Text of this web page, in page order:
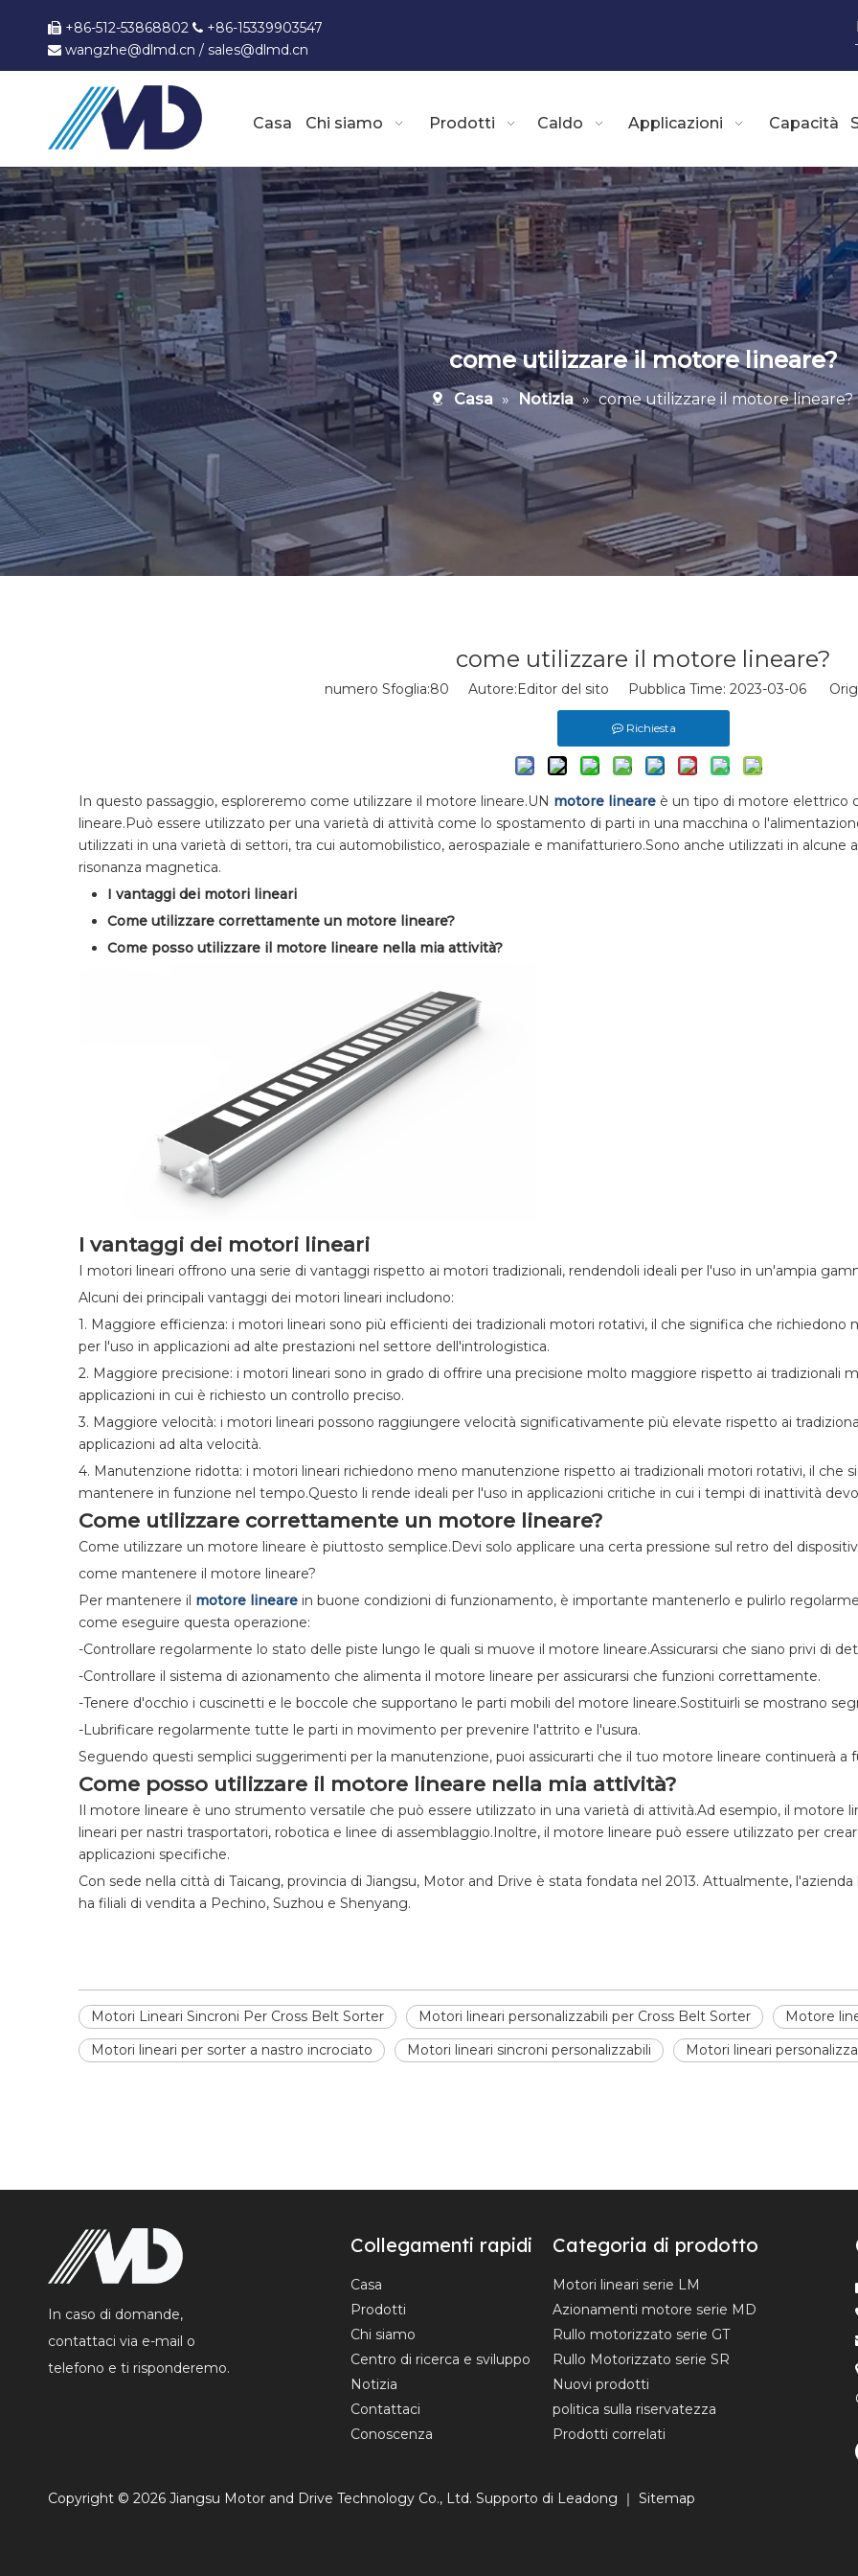
 +86-512-53868802  +86-15339903547
 wangzhe@dlmd.cn / sales@dlmd.cn
Casa Chi siamo Prodotti Caldo Applicazioni Capacità
come utilizzare il motore lineare?
Casa » Notizia » come utilizzare il motore lineare?
come utilizzare il motore lineare?
numero Sfoglia:80 Autore:Editor del sito Pubblica Time: 2023-03-06
Richiesta
In questo passaggio, esploreremo come utilizzare il motore lineare.UN motore lineare è un tipo di motore elettrico
lineare.Può essere utilizzato per una varietà di attività come lo spostamento di parti in una macchina o
utilizzati in una varietà di settori, tra cui automobilistico, aerospaziale e manifatturiero.Sono anche utilizzati in alcune
risonanza magnetica.
I vantaggi dei motori lineari
Come utilizzare correttamente un motore lineare?
Come posso utilizzare il motore lineare nella mia attività?
I vantaggi dei motori lineari
I motori lineari offrono una serie di vantaggi rispetto ai motori tradizionali, rendendoli ideali per l'uso in un'ampia
Alcuni dei principali vantaggi dei motori lineari includono:
1. Maggiore efficienza: i motori lineari sono più efficienti dei tradizionali motori rotativi, il che significa che richiedono
per l'uso in applicazioni ad alte prestazioni nel settore dell'intrologistica.
2. Maggiore precisione: i motori lineari sono in grado di offrire una precisione molto maggiore rispetto ai tradizionali
applicazioni in cui è richiesto un controllo preciso.
3. Maggiore velocità: i motori lineari possono raggiungere velocità significativamente più elevate rispetto ai
applicazioni ad alta velocità.
4. Manutenzione ridotta: i motori lineari richiedono meno manutenzione rispetto ai tradizionali motori rotativi, il che
mantenere in funzione nel tempo.Questo li rende ideali per l'uso in applicazioni critiche in cui i tempi di inattività
Come utilizzare correttamente un motore lineare?
Come utilizzare un motore lineare è piuttosto semplice.Devi solo applicare una certa pressione sul retro del
come mantenere il motore lineare?
Per mantenere il motore lineare in buone condizioni di funzionamento, è importante mantenerlo e pulirlo
come eseguire questa operazione:
-Controllare regolarmente lo stato delle piste lungo le quali si muove il motore lineare.Assicurarsi che siano privi di
-Controllare il sistema di azionamento che alimenta il motore lineare per assicurarsi che funzioni correttamente.
-Tenere d'occhio i cuscinetti e le boccole che supportano le parti mobili del motore lineare.Sostituirli se mostrano
-Lubrificare regolarmente tutte le parti in movimento per prevenire l'attrito e l'usura.
Seguendo questi semplici suggerimenti per la manutenzione, puoi assicurarti che il tuo motore lineare continuerà a
Come posso utilizzare il motore lineare nella mia attività?
Il motore lineare è uno strumento versatile che può essere utilizzato in una varietà di attività.Ad esempio, il motore
lineari per nastri trasportatori, robotica e linee di assemblaggio.Inoltre, il motore lineare può essere utilizzato per
applicazioni specifiche.
Con sede nella città di Taicang, provincia di Jiangsu, Motor and Drive è stata fondata nel 2013. Attualmente,
ha filiali di vendita a Pechino, Suzhou e Shenyang.
Motori Lineari Sincroni Per Cross Belt Sorter Motori lineari personalizzabili per Cross Belt Sorter
Motore
Motori lineari per sorter a nastro incrociato
Motori lineari sincroni personalizzabili Motori lineari
In caso di domande,
contattaci via e-mail o
telefono e ti risponderemo.
Collegamenti rapidi
Casa
Prodotti
Chi siamo
Centro di ricerca e sviluppo
Notizia
Contattaci
Conoscenza
Categoria di prodotto
Motori lineari serie LM
Azionamenti motore serie MD
Rullo motorizzato serie GT
Rullo Motorizzato serie SR
Nuovi prodotti
politica sulla riservatezza
Prodotti correlati
Copyright © 2026 Jiangsu Motor and Drive Technology Co., Ltd. Supporto di Leadong ｜ Sitemap